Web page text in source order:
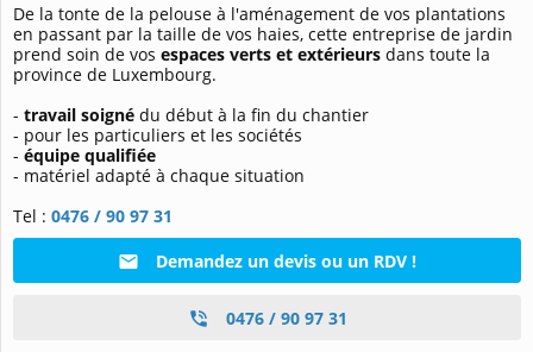
De la tonte de la pelouse à l'aménagement de vos plantations
en passant par la taille de vos haies, cette entreprise de jardin
prend soin de vos espaces verts et extérieurs dans toute la
province de Luxembourg.
- travail soigné du début à la fin du chantier
- pour les particuliers et les sociétés
- équipe qualifiée
- matériel adapté à chaque situation
Tel : 0476 / 90 97 31
Demandez un devis ou un RDV !
0476 / 90 97 31